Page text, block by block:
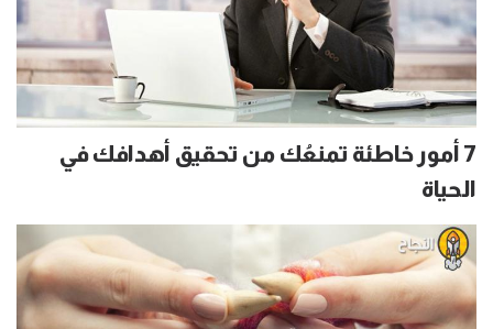
7 أمور خاطئة تمنعُك من تحقيق أهدافك في
الحياة